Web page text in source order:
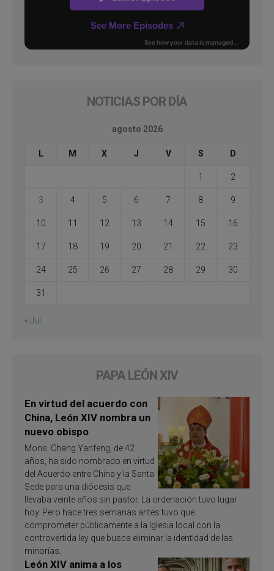
NOTICIAS POR DÍA
agosto 2026
L M X J V S D
1 2
3 4 5 6 7 8 9
10 11 12 13 14 15 16
17 18 19 20 21 22 23
24 25 26 27 28 29 30
31
« Jul
PAPA LEÓN XIV
En virtud del acuerdo con
China, León XIV nombra un
nuevo obispo
Mons. Chang Yanfeng, de 42
años, ha sido nombrado en virtud
del Acuerdo entre China y la Santa
Sede para una diócesis que
llevaba veinte años sin pastor. La ordenación tuvo lugar
hoy. Pero hace tres semanas antes tuvo que
comprometer públicamente a la Iglesia local con la
controvertida ley que busca eliminar la identidad de las
minorías.
León XIV anima a los